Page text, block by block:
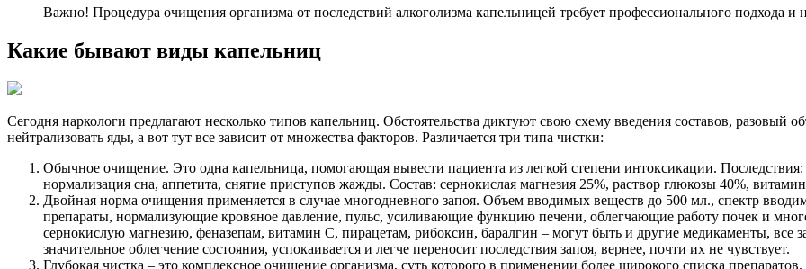
Важно! Процедура очищения организма от последствий алкоголизма капельницей требует профессионального подхода и
Какие бывают виды капельниц
Сегодня наркологи предлагают несколько типов капельниц. Обстоятельства диктуют свою схему введения составов, разовый
нейтрализовать яды, а вот тут все зависит от множества факторов. Различается три типа чистки:
Обычное очищение. Это одна капельница, помогающая вывести пациента из легкой степени интоксикации. Последствия:
нормализация сна, аппетита, снятие приступов жажды. Состав: сернокислая магнезия 25%, раствор глюкозы 40%,
Двойная норма очищения применяется в случае многодневного запоя. Объем вводимых веществ до 500 мл., спектр
препараты, нормализующие кровяное давление, пульс, усиливающие функцию печени, облегчающие работу почек и
сернокислую магнезию, феназепам, витамин C, пирацетам, рибоксин, баралгин – могут быть и другие медикаменты, все
значительное облегчение состояния, успокаивается и легче переносит последствия запоя, вернее, почти их не чувствует.
Глубокая чистка – это комплексное очищение организма, суть которого в применении более широкого списка